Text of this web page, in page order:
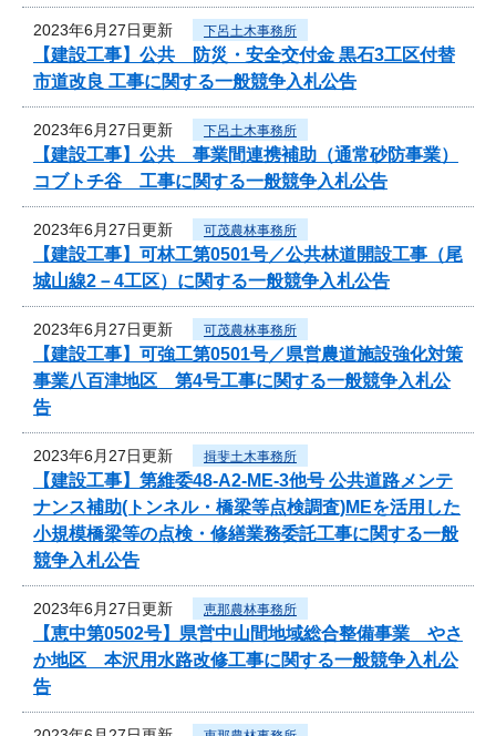
2023年6月27日更新 下呂土木事務所
【建設工事】公共 防災・安全交付金 黒石3工区付替
市道改良 工事に関する一般競争入札公告
2023年6月27日更新 下呂土木事務所
【建設工事】公共 事業間連携補助（通常砂防事業）
コブトチ谷 工事に関する一般競争入札公告
2023年6月27日更新 可茂農林事務所
【建設工事】可林工第0501号／公共林道開設工事（尾
城山線2－4工区）に関する一般競争入札公告
2023年6月27日更新 可茂農林事務所
【建設工事】可強工第0501号／県営農道施設強化対策
事業八百津地区 第4号工事に関する一般競争入札公
告
2023年6月27日更新 揖斐土木事務所
【建設工事】第維委48-A2-ME-3他号 公共道路メンテ
ナンス補助(トンネル・橋梁等点検調査)MEを活用した
小規模橋梁等の点検・修繕業務委託工事に関する一般
競争入札公告
2023年6月27日更新 恵那農林事務所
【恵中第0502号】県営中山間地域総合整備事業 やさ
か地区 本沢用水路改修工事に関する一般競争入札公
告